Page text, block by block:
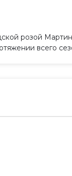
розой
всего